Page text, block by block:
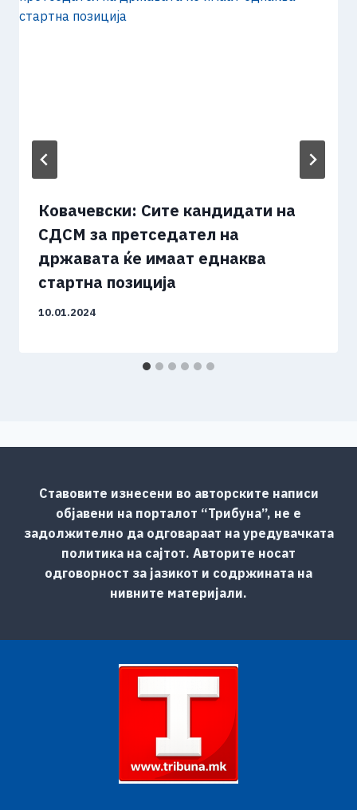
Ковачевски: Сите кандидати на
СДСМ за претседател на
државата ќе имаат еднаква
стартна позиција
10.01.2024
Ставовите изнесени во авторските написи
објавени на порталот “Трибуна”, не е
задолжително да одговараат на уредувачката
политика на сајтот. Авторите носат
одговорност за јазикот и содржината на
нивните материјали.